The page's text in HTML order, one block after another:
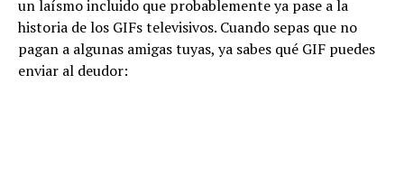
un laísmo incluido que probablemente ya pase a la
historia de los GIFs televisivos. Cuando sepas que no
pagan a algunas amigas tuyas, ya sabes qué GIF puedes
enviar al deudor: